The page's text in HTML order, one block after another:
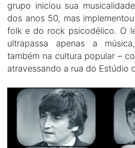
grupo iniciou sua
dos anos 50, mas
folk e do rock psicodélico. O
ultrapassa apenas a
também na cultura popular –
atravessando a rua do Estúdio